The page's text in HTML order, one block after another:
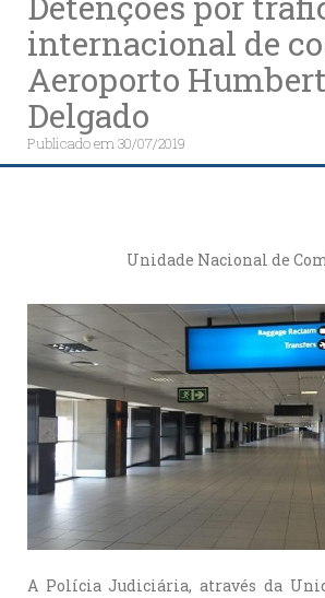
internacional de
Aeroporto
Delgado
Publicado em30/07/2019
Unidade Nacional de
A Polícia Judiciária, através da